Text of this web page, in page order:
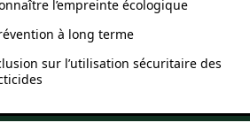
l’empreinte écologique
à long terme
sur l’utilisation sécuritaire des